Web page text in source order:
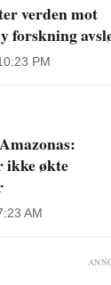
verden mot
forskning
PM
ikke økte
AM